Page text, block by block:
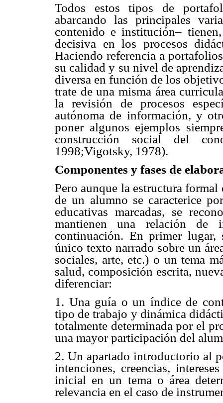
Todos estos tipos de
abarcando las principales
contenido e institución–
decisiva en los procesos
Haciendo referencia a
su calidad y su nivel de
diversa en función de los
trate de una misma área
la revisión de procesos
autónoma de información, y
poner algunos ejemplos
construcción social del
1998;Vigotsky, 1978).
Componentes y fases de
Pero aunque la estructura
de un alumno se caracterice
educativas marcadas, se
mantienen una relación de
continuación. En primer
único texto narrado sobre un
sociales, arte, etc.) o un tema
salud, composición escrita,
diferenciar:
1. Una guía o un índice de
tipo de trabajo y dinámica
totalmente determinada por el
una mayor participación del
2. Un apartado introductorio al
intenciones, creencias,
inicial en un tema o área
relevancia en el caso de